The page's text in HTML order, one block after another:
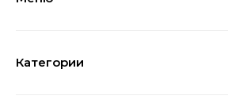
Категории